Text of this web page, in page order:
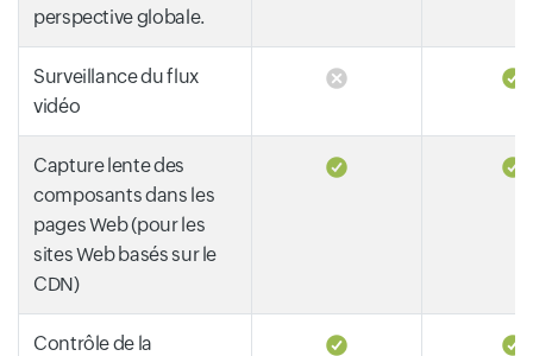
perspective globale.
Surveillance du flux
vidéo
Capture lente des
composants dans les
pages Web (pour les
sites Web basés sur le
CDN)
Contrôle de la